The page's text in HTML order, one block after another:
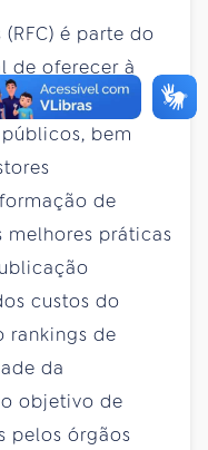
é parte do
de oferecer à
bem
de
melhores práticas
custos do
rankings de
da
objetivo de
pelos órgãos